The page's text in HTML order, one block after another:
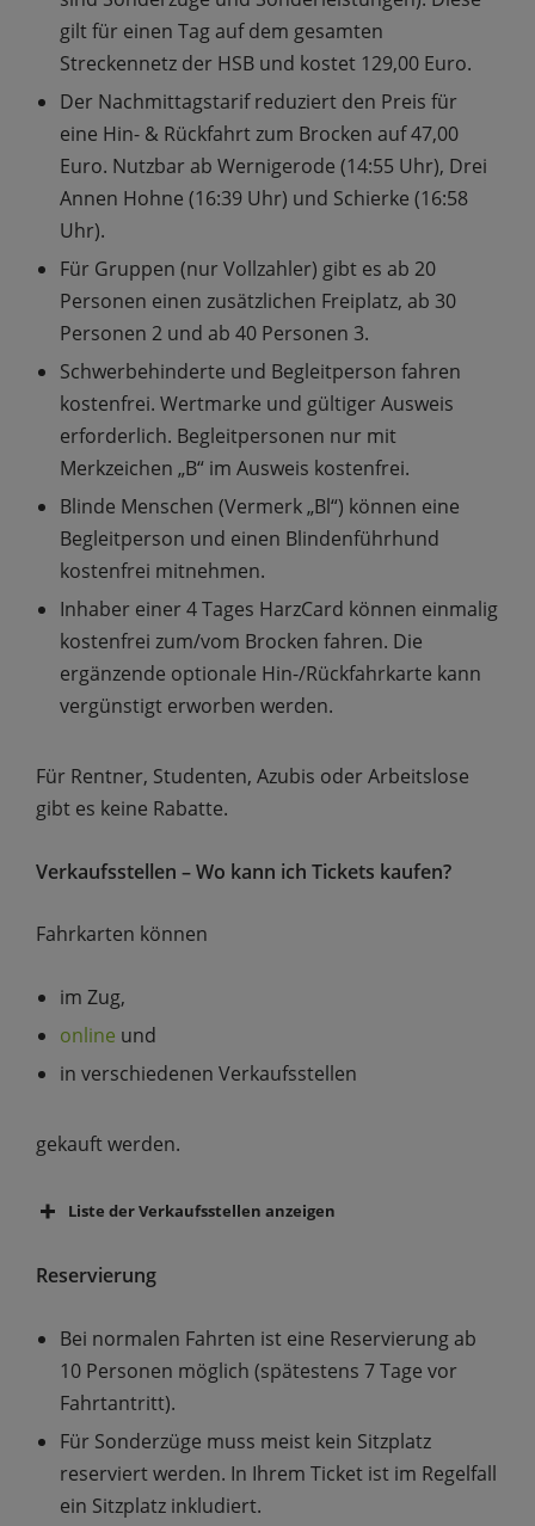
gilt für einen Tag auf dem gesamten
Streckennetz der HSB und kostet 129,00 Euro.
Der Nachmittagstarif reduziert den Preis für
eine Hin- & Rückfahrt zum Brocken auf 47,00
Euro. Nutzbar ab Wernigerode (14:55 Uhr), Drei
Annen Hohne (16:39 Uhr) und Schierke (16:58
Uhr).
Für Gruppen (nur Vollzahler) gibt es ab 20
Personen einen zusätzlichen Freiplatz, ab 30
Personen 2 und ab 40 Personen 3.
Schwerbehinderte und Begleitperson fahren
kostenfrei. Wertmarke und gültiger Ausweis
erforderlich. Begleitpersonen nur mit
Merkzeichen „B“ im Ausweis kostenfrei.
Blinde Menschen (Vermerk „Bl“) können eine
Begleitperson und einen Blindenführhund
kostenfrei mitnehmen.
Inhaber einer 4 Tages HarzCard können einmalig
kostenfrei zum/vom Brocken fahren. Die
ergänzende optionale Hin-/Rückfahrkarte kann
vergünstigt erworben werden.
Für Rentner, Studenten, Azubis oder Arbeitslose
gibt es keine Rabatte.
Verkaufsstellen – Wo kann ich Tickets kaufen?
Fahrkarten können
im Zug,
online und
in verschiedenen Verkaufsstellen
gekauft werden.
Liste der Verkaufsstellen anzeigen
Reservierung
Bei normalen Fahrten ist eine Reservierung ab
10 Personen möglich (spätestens 7 Tage vor
Fahrtantritt).
Für Sonderzüge muss meist kein Sitzplatz
reserviert werden. In Ihrem Ticket ist im Regelfall
ein Sitzplatz inkludiert.